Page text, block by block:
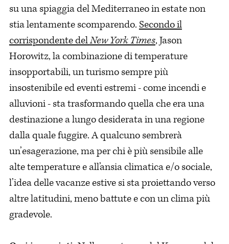
su una spiaggia del Mediterraneo in estate non
stia lentamente scomparendo. Secondo il
corrispondente delNew York Times, Jason
Horowitz, la combinazione di temperature
insopportabili, un turismo sempre più
insostenibile ed eventi estremi - come incendi e
alluvioni - sta trasformando quella che era una
destinazione a lungo desiderata in una regione
dalla quale fuggire. A qualcuno sembrerà
un’esagerazione, ma per chi è più sensibile alle
alte temperature e all’ansia climatica e/o sociale,
l’idea delle vacanze estive si sta proiettando verso
altre latitudini, meno battute e con un clima più
gradevole.